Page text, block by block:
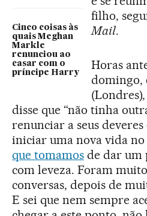
Cinco coisas às
quais Meghan
Markle
renunciou ao
casar com o
príncipe Harry
filho,
Mail.
Horas
domingo,
disse que “não tinha
renunciar a seus
iniciar uma nova vida no
que tomamosde dar um
com leveza. Foram
conversas, depois de
E sei que nem sempre